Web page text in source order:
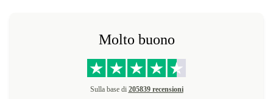
Molto buono
Sulla base di 205839 recensioni